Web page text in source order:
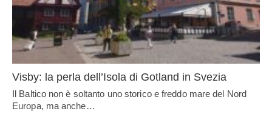
Visby: la perla dell’Isola di Gotland in Svezia
Il Baltico non è soltanto uno storico e freddo mare del Nord
Europa, ma anche…